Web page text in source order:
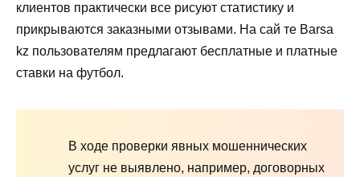
Платные подписки на прогнозы по
футболу
Верифицированная статистика
клиентов практически все рисуют статистику и
прикрываются заказными отзывами. На сай те Barsa
kz пользователям предлагают бесплатные и платные
ставки на футбол.
В ходе проверки явных мошеннических
услуг не выявлено, например, договорных